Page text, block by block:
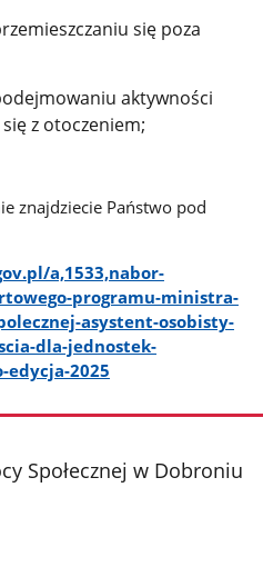
się poza
aktywności
z otoczeniem;
znajdziecie Państwo pod
a,1533,nabor-
programu-ministra-
asystent-osobisty-
dla-jednostek-
2025
Społecznej w Dobroniu